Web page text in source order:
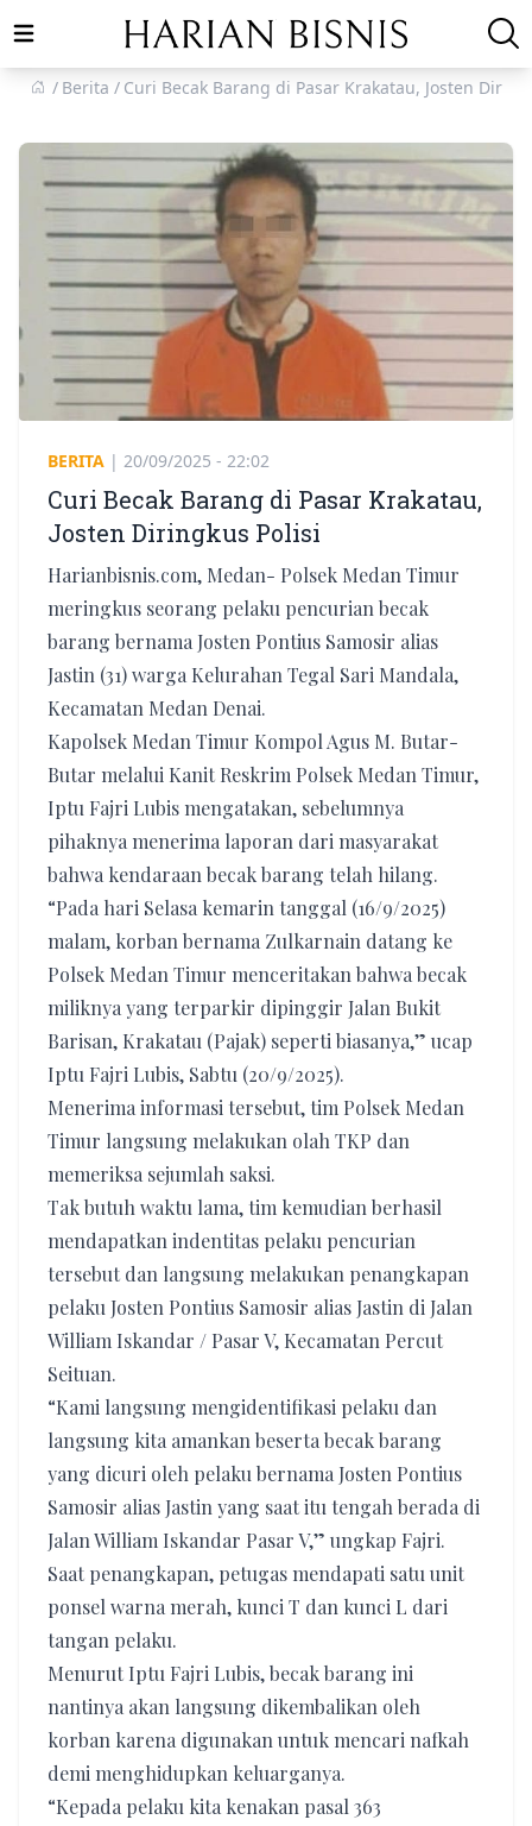
Open main menu
Berita
Curi Becak Barang di Pasar Krakatau, Josten
BERITA | 20/09/2025 - 22:02
Curi Becak Barang di Pasar Krakatau,
Josten Diringkus Polisi
Harianbisnis.com, Medan- Polsek Medan Timur
meringkus seorang pelaku pencurian becak
barang bernama Josten Pontius Samosir alias
Jastin (31) warga Kelurahan Tegal Sari Mandala,
Kecamatan Medan Denai.
Kapolsek Medan Timur Kompol Agus M. Butar-
Butar melalui Kanit Reskrim Polsek Medan Timur,
Iptu Fajri Lubis mengatakan, sebelumnya
pihaknya menerima laporan dari masyarakat
bahwa kendaraan becak barang telah hilang.
“Pada hari Selasa kemarin tanggal (16/9/2025)
malam, korban bernama Zulkarnain datang ke
Polsek Medan Timur menceritakan bahwa becak
miliknya yang terparkir dipinggir Jalan Bukit
Barisan, Krakatau (Pajak) seperti biasanya,” ucap
Iptu Fajri Lubis, Sabtu (20/9/2025).
Menerima informasi tersebut, tim Polsek Medan
Timur langsung melakukan olah TKP dan
memeriksa sejumlah saksi.
Tak butuh waktu lama, tim kemudian berhasil
mendapatkan indentitas pelaku pencurian
tersebut dan langsung melakukan penangkapan
pelaku Josten Pontius Samosir alias Jastin di Jalan
William Iskandar / Pasar V, Kecamatan Percut
Seituan.
“Kami langsung mengidentifikasi pelaku dan
langsung kita amankan beserta becak barang
yang dicuri oleh pelaku bernama Josten Pontius
Samosir alias Jastin yang saat itu tengah berada di
Jalan William Iskandar Pasar V,” ungkap Fajri.
Saat penangkapan, petugas mendapati satu unit
ponsel warna merah, kunci T dan kunci L dari
tangan pelaku.
Menurut Iptu Fajri Lubis, becak barang ini
nantinya akan langsung dikembalikan oleh
korban karena digunakan untuk mencari nafkah
demi menghidupkan keluarganya.
“Kepada pelaku kita kenakan pasal 363